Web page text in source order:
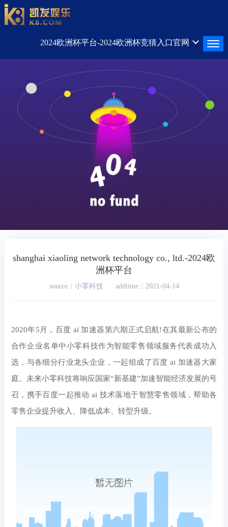
2024欧洲杯平台-2024欧洲杯竞猜入口官网
shanghai xiaoling network technology co., ltd.-2024欧
洲杯平台
source：小零科技 addtime：2021-04-14
2020年5月，百度 ai 加速器第六期正式启航!在其最新公布的
合作企业名单中小零科技作为智能零售领域服务代表成功入
选，与各细分行业龙头企业，一起组成了百度 ai 加速器大家
庭。未来小零科技将响应国家“新基建”加速智能经济发展的号
召，携手百度一起推动 ai 技术落地于智慧零售领域，帮助各
零售企业提升收入、降低成本、转型升级。